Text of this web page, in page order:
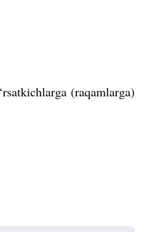
(raqamlarga)